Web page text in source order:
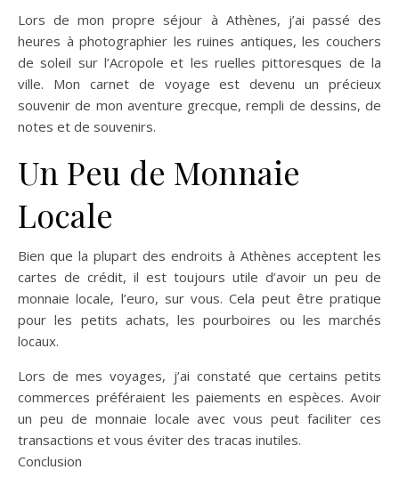
Lors de mon propre séjour à Athènes, j’ai passé des
heures à photographier les ruines antiques, les couchers
de soleil sur l’Acropole et les ruelles pittoresques de la
ville. Mon carnet de voyage est devenu un précieux
souvenir de mon aventure grecque, rempli de dessins, de
notes et de souvenirs.
Un Peu de Monnaie
Locale
Bien que la plupart des endroits à Athènes acceptent les
cartes de crédit, il est toujours utile d’avoir un peu de
monnaie locale, l’euro, sur vous. Cela peut être pratique
pour les petits achats, les pourboires ou les marchés
locaux.
Lors de mes voyages, j’ai constaté que certains petits
commerces préféraient les paiements en espèces. Avoir
un peu de monnaie locale avec vous peut faciliter ces
transactions et vous éviter des tracas inutiles.
Conclusion